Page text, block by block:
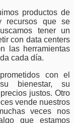
productos de
recursos que se
tener un
con data centers
las herramientas
cada día.
con el
bienestar, su
justos. Otro
vende nuestros
veces nos
que estamos